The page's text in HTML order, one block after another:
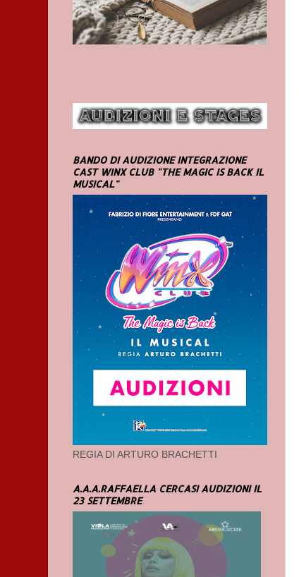
BANDO DI AUDIZIONE INTEGRAZIONE
CAST WINX CLUB "THE MAGIC IS BACK IL
MUSICAL"
REGIA DI ARTURO BRACHETTI
A.A.A.RAFFAELLA CERCASI AUDIZIONI IL
23 SETTEMBRE